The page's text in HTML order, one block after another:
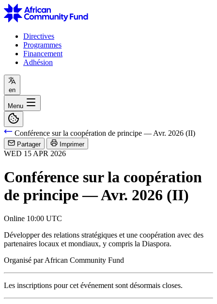
Directives
Programmes
Financement
Adhésion
en
Menu
Conférence sur la coopération de principe — Avr. 2026 (II)
Partager Imprimer
WED 15 APR 2026
Conférence sur la coopération
de principe — Avr. 2026 (II)
Online 10:00 UTC
Développer des relations stratégiques et une coopération avec des
partenaires locaux et mondiaux, y compris la Diaspora.
Organisé parAfrican Community Fund
Les inscriptions pour cet événement sont désormais closes.